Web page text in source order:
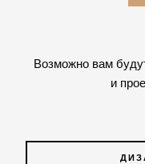
Возможно вам
и